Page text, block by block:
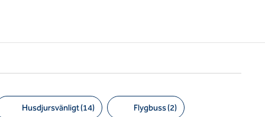
Husdjursvänligt (14) Flygbuss (2)